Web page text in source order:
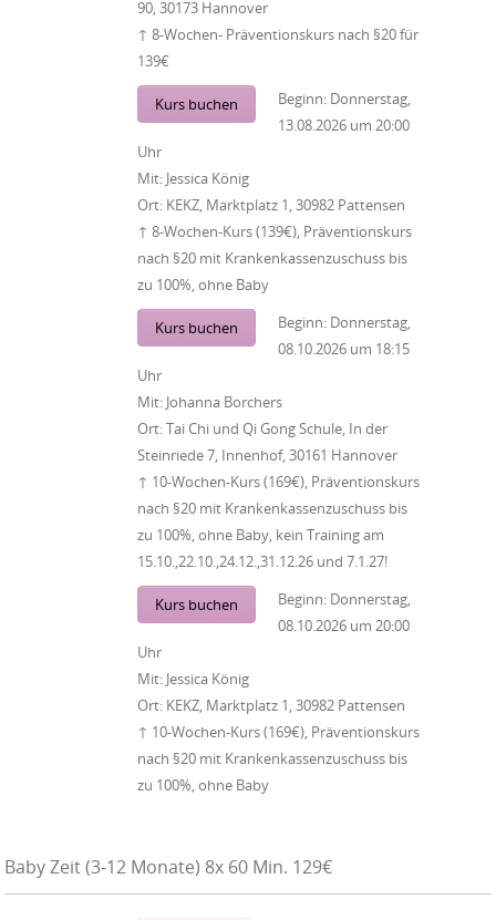
90, 30173 Hannover
↑ 8-Wochen- Präventionskurs nach §20 für
139€
Kurs buchen Beginn: Donnerstag,
13.08.2026 um 20:00
Uhr
Mit: Jessica König
Ort: KEKZ, Marktplatz 1, 30982 Pattensen
↑ 8-Wochen-Kurs (139€), Präventionskurs
nach §20 mit Krankenkassenzuschuss bis
zu 100%, ohne Baby
Kurs buchen Beginn: Donnerstag,
08.10.2026 um 18:15
Uhr
Mit: Johanna Borchers
Ort:Tai Chi und Qi Gong Schule, In der
Steinriede 7, Innenhof, 30161 Hannover
↑ 10-Wochen-Kurs (169€), Präventionskurs
nach §20 mit Krankenkassenzuschuss bis
zu 100%, ohne Baby, kein Training am
15.10.,22.10.,24.12.,31.12.26 und 7.1.27!
Kurs buchen Beginn: Donnerstag,
08.10.2026 um 20:00
Uhr
Mit: Jessica König
Ort: KEKZ, Marktplatz 1, 30982 Pattensen
↑ 10-Wochen-Kurs (169€), Präventionskurs
nach §20 mit Krankenkassenzuschuss bis
zu 100%, ohne Baby
Baby Zeit (3-12 Monate) 8x 60 Min. 129€